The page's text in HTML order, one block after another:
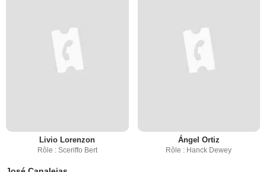
Livio Lorenzon
Rôle : Sceriffo Bert
Ángel Ortiz
Rôle : Hanck Dewey